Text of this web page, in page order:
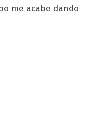
me acabe dando